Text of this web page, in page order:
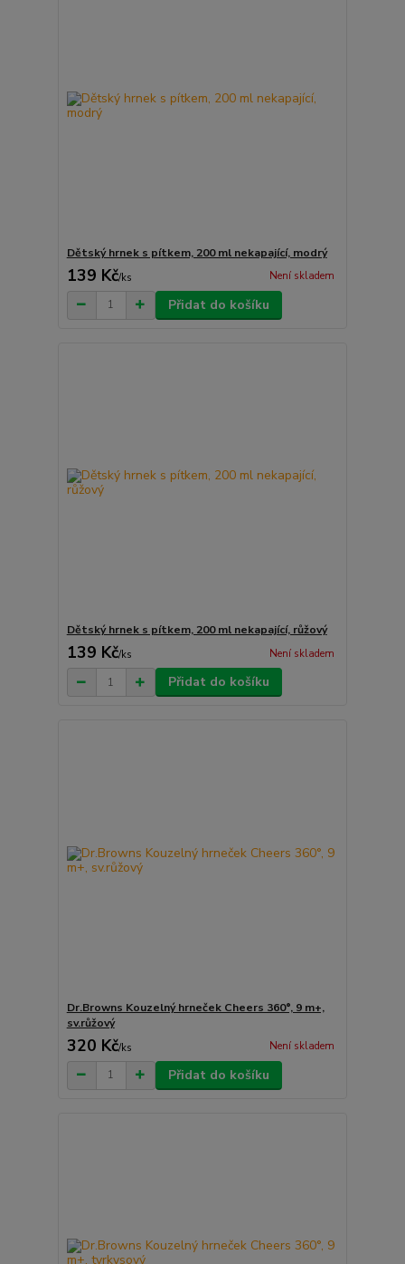
Dětský hrnek s pítkem, 200 ml nekapající, modrý
139 Kč/ks Není skladem
Přidat do košíku
Dětský hrnek s pítkem, 200 ml nekapající, růžový
139 Kč/ks Není skladem
Přidat do košíku
Dr.Browns Kouzelný hrneček Cheers 360°, 9 m+,
sv.růžový
320 Kč/ks Není skladem
Přidat do košíku